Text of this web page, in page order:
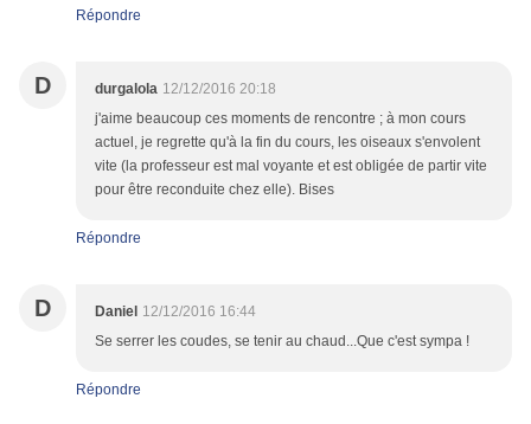
Répondre
D durgalola 12/12/2016 20:18
j'aime beaucoup ces moments de rencontre ; à mon cours
actuel, je regrette qu'à la fin du cours, les oiseaux s'envolent
vite (la professeur est mal voyante et est obligée de partir vite
pour être reconduite chez elle). Bises
Répondre
D Daniel 12/12/2016 16:44
Se serrer les coudes, se tenir au chaud...Que c'est sympa !
Répondre